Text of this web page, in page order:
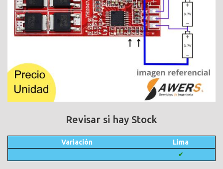
Revisar si hay Stock
Variación Lima
✔